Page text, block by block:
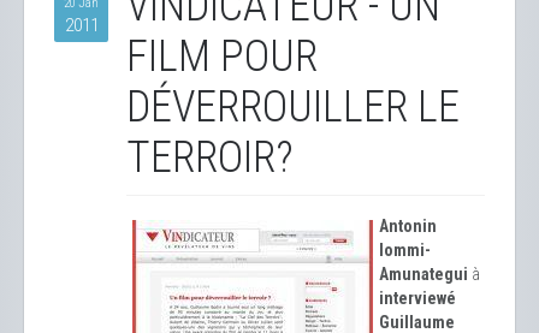
2011
FILM POUR
DÉVERROUILLER LE
TERROIR?
Antonin
Iommi-
Amunategui à
interviewé
Guillaume